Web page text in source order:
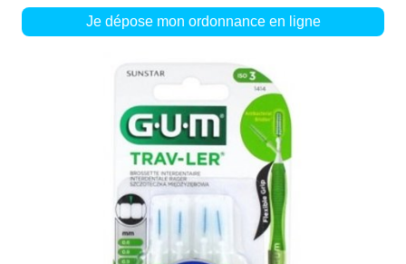
Je dépose mon ordonnance en ligne